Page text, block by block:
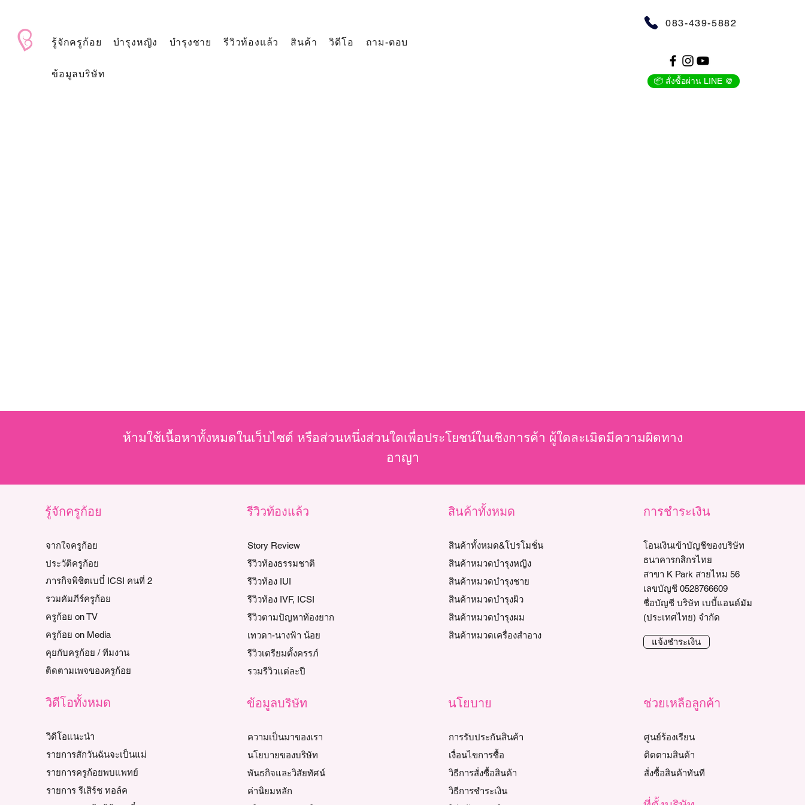
รู้จักครูก้อย บำรุงหญิง บำรุงชาย รีวิวท้องแล้ว สินค้า วิดีโอ ถาม-ตอบ
ข้อมูลบริษัท
083-439-5882
📦 สั่งซื้อผ่าน LINE @
ห้ามใช้เนื้อหาทั้งหมดในเว็บไซต์ หรือส่วนหนึ่งส่วนใดเพื่อประโยชน์ในเชิงการค้า ผู้ใดละเมิดมีความผิดทาง
อาญา
รู้จักครูก้อย
จากใจครูก้อย
ประวัติครูก้อย
ภารกิจพิชิตเบบี๋ ICSI คนที่ 2
รวมคัมภีร์ครูก้อย
ครูก้อย on TV
ครูก้อย on Media
คุยกับครูก้อย / ทีมงาน
ติดตามเพจของครูก้อย
วิดีโอทั้งหมด
วิดีโอแนะนำ
รายการสักวันฉันจะเป็นแม่
รายการครูก้อยพบแพทย์
รายการ รีเสิร์ช ทอล์ค
รีวิวท้องแล้ว
Story Review
รีวิวท้องธรรมชาติ
รีวิวท้อง IUI
รีวิวท้อง IVF, ICSI
รีวิวตามปัญหาท้องยาก
เทวดา-นางฟ้า น้อย
รีวิวเตรียมตั้งครรภ์
รวมรีวิวแต่ละปี
ข้อมูลบริษัท
ความเป็นมาของเรา
นโยบายของบริษัท
พันธกิจและวิสัยทัศน์
ค่านิยมหลัก
สินค้าทั้งหมด
สินค้าทั้งหมด&โปรโมชั่น
สินค้าหมวดบำรุงหญิง
สินค้าหมวดบำรุงชาย
สินค้าหมวดบำรุงผิว
สินค้าหมวดบำรุงผม
สินค้าหมวดเครื่องสำอาง
นโยบาย
การรับประกันสินค้า
เงื่อนไขการซื้อ
วิธีการสั่งซื้อสินค้า
วิธีการชำระเงิน
การชำระเงิน
โอนเงินเข้าบัญชีของบริษัท
ธนาคารกสิกรไทย
สาขา K Park สายไหม 56
เลขบัญชี 0528766609
ชื่อบัญชี บริษัท เบบี้แอนด์มัม
(ประเทศไทย) จำกัด
แจ้งชำระเงิน
ช่วยเหลือลูกค้า
ศูนย์ร้องเรียน
ติดตามสินค้า
สั่งซื้อสินค้าทันที